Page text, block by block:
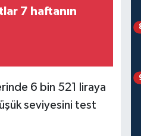
7 haftanın
6 bin 521 liraya
seviyesini test